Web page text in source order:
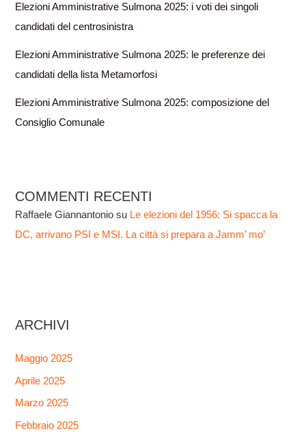
Elezioni Amministrative Sulmona 2025: i voti dei singoli
candidati del centrosinistra
Elezioni Amministrative Sulmona 2025: le preferenze dei
candidati della lista Metamorfosi
Elezioni Amministrative Sulmona 2025: composizione del
Consiglio Comunale
COMMENTI RECENTI
Raffaele Giannantonio su Le elezioni del 1956: Si spacca la
DC, arrivano PSI e MSI. La città si prepara a Jamm’ mo’
ARCHIVI
Maggio 2025
Aprile 2025
Marzo 2025
Febbraio 2025